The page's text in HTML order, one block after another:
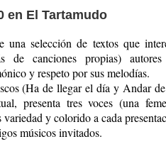
en El Tartamudo
selección de textos que
de canciones propias) autores
y respeto por sus melodías.
(Ha de llegar el día y Andar
presenta tres voces (una
y colorido a cada
músicos invitados.